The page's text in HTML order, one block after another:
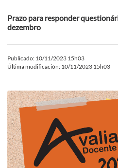
Prazo para responder
dezembro
Publicado: 10/11/2023 15h03
Última modificación: 10/11/2023 15h03